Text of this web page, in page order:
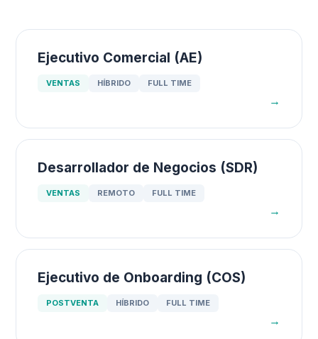
Ejecutivo Comercial (AE)
VENTAS HÍBRIDO FULL TIME
→
Desarrollador de Negocios (SDR)
VENTAS REMOTO FULL TIME
→
Ejecutivo de Onboarding (COS)
POSTVENTA HÍBRIDO FULL TIME
→